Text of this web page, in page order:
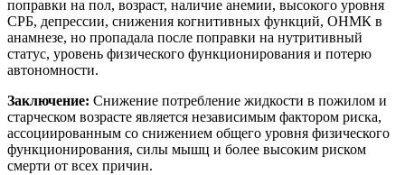
поправки на пол, возраст, наличие анемии, высокого уровня
СРБ, депрессии, снижения когнитивных функций, ОНМК в
анамнезе, но пропадала после поправки на нутритивный
статус, уровень физического функционирования и потерю
автономности.
Заключение: Снижение потребление жидкости в пожилом и
старческом возрасте является независимым фактором риска,
ассоциированным со снижением общего уровня физического
функционирования, силы мышц и более высоким риском
смерти от всех причин.